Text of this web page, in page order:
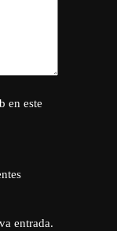
en este
entrada.